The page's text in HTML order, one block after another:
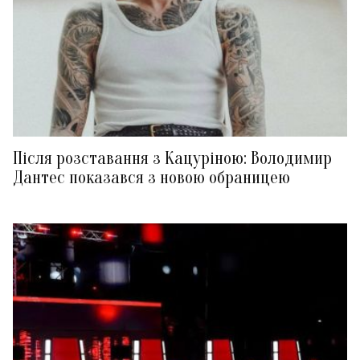
Після розставання з Кацуріною: Володимир
Дантес показався з новою обраницею